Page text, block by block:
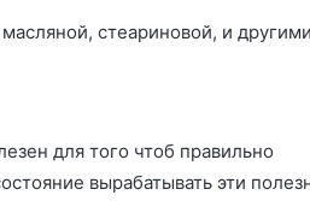
стеариновой, и
для того чтоб правильно
вырабатывать эти